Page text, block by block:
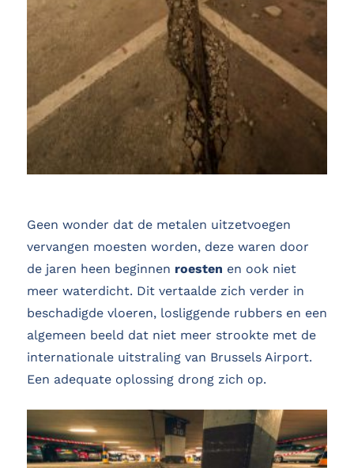
Geen wonder dat de metalen uitzetvoegen
vervangen moesten worden, deze waren door
de jaren heen beginnen roesten en ook niet
meer waterdicht. Dit vertaalde zich verder in
beschadigde vloeren, losliggende rubbers en een
algemeen beeld dat niet meer strookte met de
internationale uitstraling van Brussels Airport.
Een adequate oplossing drong zich op.